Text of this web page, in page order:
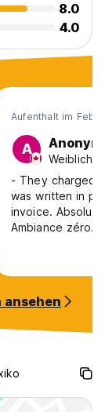
8.0
4.0
Aufenthalt im Feb
A Anonym
Weiblich,
- They charged
was written in
invoice.
Ambiance zéro. I've been in
light, these
to ADO (it was
nice and
not care about
investments
place, which has
ansehen